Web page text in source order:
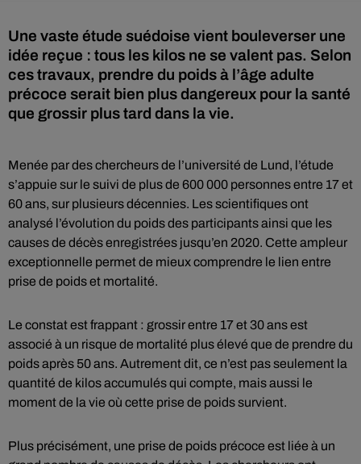
Une vaste étude suédoise vient bouleverser une
idée reçue : tous les kilos ne se valent pas. Selon
ces travaux, prendre du poids à l’âge adulte
précoce serait bien plus dangereux pour la santé
que grossir plus tard dans la vie.
Menée par des chercheurs de l’université de Lund, l’étude
s’appuie sur le suivi de plus de 600 000 personnes entre 17 et
60 ans, sur plusieurs décennies. Les scientifiques ont
analysé l’évolution du poids des participants ainsi que les
causes de décès enregistrées jusqu’en 2020. Cette ampleur
exceptionnelle permet de mieux comprendre le lien entre
prise de poids et mortalité.
Le constat est frappant : grossir entre 17 et 30 ans est
associé à un risque de mortalité plus élevé que de prendre du
poids après 50 ans. Autrement dit, ce n’est pas seulement la
quantité de kilos accumulés qui compte, mais aussi le
moment de la vie où cette prise de poids survient.
Plus précisément, une prise de poids précoce est liée à un